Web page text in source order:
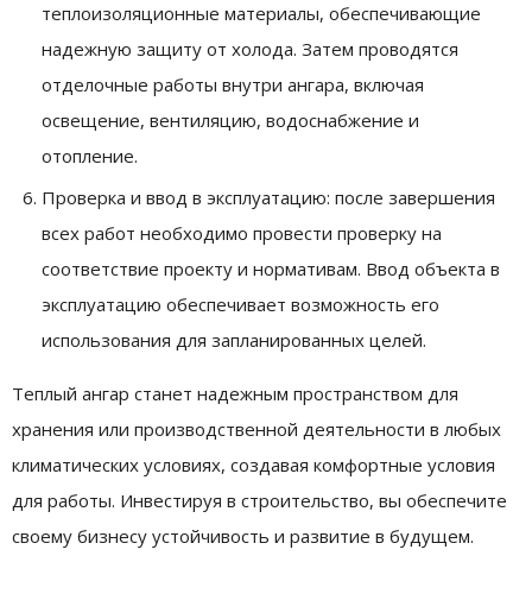
теплоизоляционные материалы, обеспечивающие
надежную защиту от холода. Затем проводятся
отделочные работы внутри ангара, включая
освещение, вентиляцию, водоснабжение и
отопление.
Проверка и ввод в эксплуатацию: после завершения
всех работ необходимо провести проверку на
соответствие проекту и нормативам. Ввод объекта в
эксплуатацию обеспечивает возможность его
использования для запланированных целей.
Теплый ангар станет надежным пространством для
хранения или производственной деятельности в любых
климатических условиях, создавая комфортные условия
для работы. Инвестируя в строительство, вы обеспечите
своему бизнесу устойчивость и развитие в будущем.